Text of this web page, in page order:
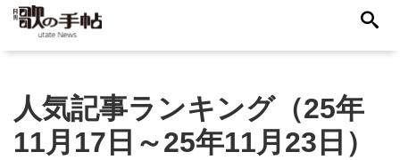
人気記事ランキング（25年
11月17日～25年11月23日）